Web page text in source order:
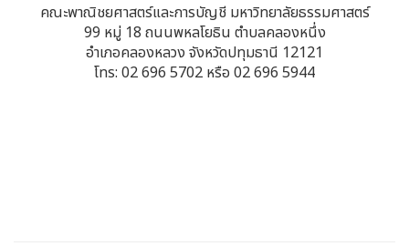
คณะพาณิชยศาสตร์และการบัญชี มหาวิทยาลัยธรรมศาสตร์
99 หมู่ 18 ถนนพหลโยธิน ตำบลคลองหนึ่ง
อำเภอคลองหลวง จังหวัดปทุมธานี 12121
โทร: 02 696 5702 หรือ 02 696 5944